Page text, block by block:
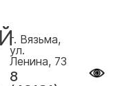
г. Вязьма,
ул.
Ленина, 73
8